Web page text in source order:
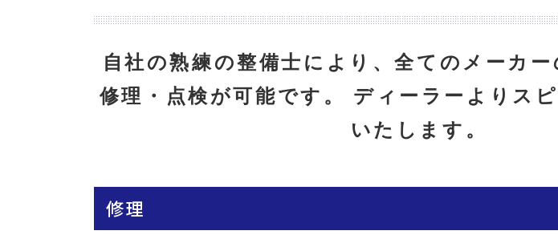
自社の熟練の整備士により、全てのメーカ
修理・点検が可能です。 ディーラーよりス
いたします。
修理